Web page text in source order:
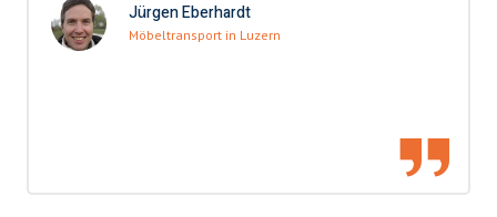
Jürgen Eberhardt
Möbeltransport in Luzern